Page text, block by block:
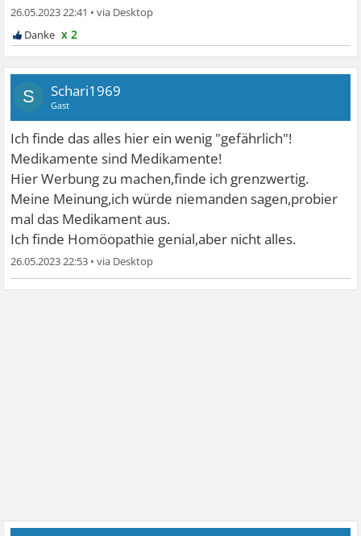
26.05.2023 22:41 •
x 2
S Schari1969
Gast
Ich finde das alles hier ein wenig "gefährlich"!
Medikamente sind Medikamente!
Hier Werbung zu machen,finde ich grenzwertig.
Meine Meinung,ich würde niemanden sagen,probier
mal das Medikament aus.
Ich finde Homöopathie genial,aber nicht alles.
26.05.2023 22:53 •